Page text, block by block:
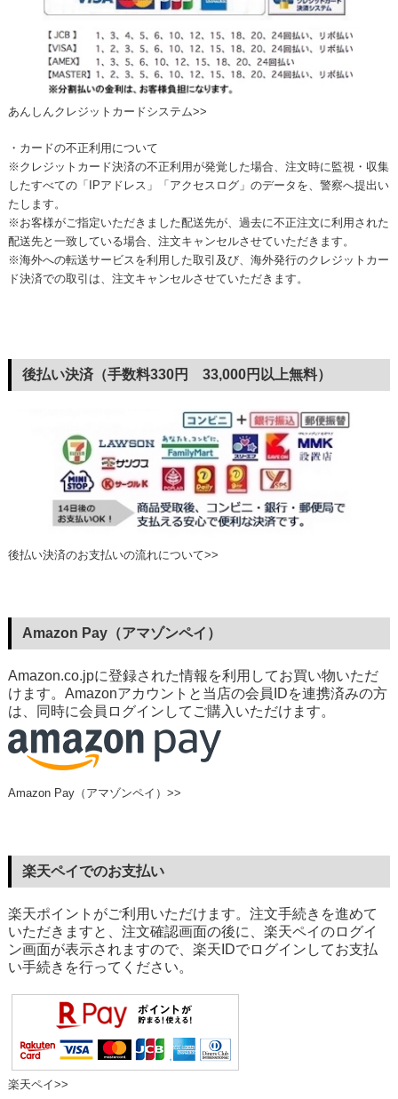
あんしんクレジットカードシステム>>
・カードの不正利用について
※クレジットカード決済の不正利用が発覚した場合、注文時に監視・収集
したすべての「IPアドレス」「アクセスログ」のデータを、警察へ提出い
たします。
※お客様がご指定いただきました配送先が、過去に不正注文に利用された
配送先と一致している場合、注文キャンセルさせていただきます。
※海外への転送サービスを利用した取引及び、海外発行のクレジットカー
ド決済での取引は、注文キャンセルさせていただきます。
後払い決済（手数料330円 33,000円以上無料）
後払い決済のお支払いの流れについて>>
Amazon Pay（アマゾンペイ）
Amazon.co.jpに登録された情報を利用してお買い物いただ
けます。Amazonアカウントと当店の会員IDを連携済みの方
は、同時に会員ログインしてご購入いただけます。
Amazon Pay（アマゾンペイ）>>
楽天ペイでのお支払い
楽天ポイントがご利用いただけます。注文手続きを進めて
いただきますと、注文確認画面の後に、楽天ペイのログイ
ン画面が表示されますので、楽天IDでログインしてお支払
い手続きを行ってください。
楽天ペイ>>